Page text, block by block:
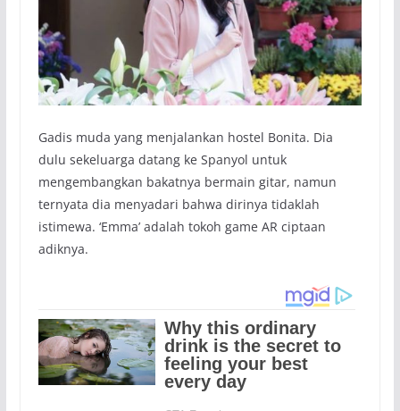
Gadis muda yang menjalankan hostel Bonita. Dia
dulu sekeluarga datang ke Spanyol untuk
mengembangkan bakatnya bermain gitar, namun
ternyata dia menyadari bahwa dirinya tidaklah
istimewa. ‘Emma’ adalah tokoh game AR ciptaan
adiknya.